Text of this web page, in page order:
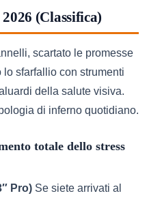
(Classifica)
scartato le promesse
sfarfallio con strumenti
della salute visiva.
di inferno quotidiano.
totale dello stress
Pro) Se siete arrivati al